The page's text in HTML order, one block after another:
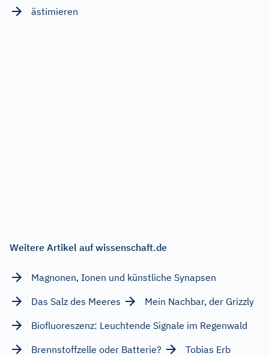
ästimieren
Weitere Artikel auf wissenschaft.de
Magnonen, Ionen und künstliche Synapsen
Das Salz des Meeres
Mein Nachbar, der Grizzly
Biofluoreszenz: Leuchtende Signale im Regenwald
Brennstoffzelle oder Batterie?
Tobias Erb